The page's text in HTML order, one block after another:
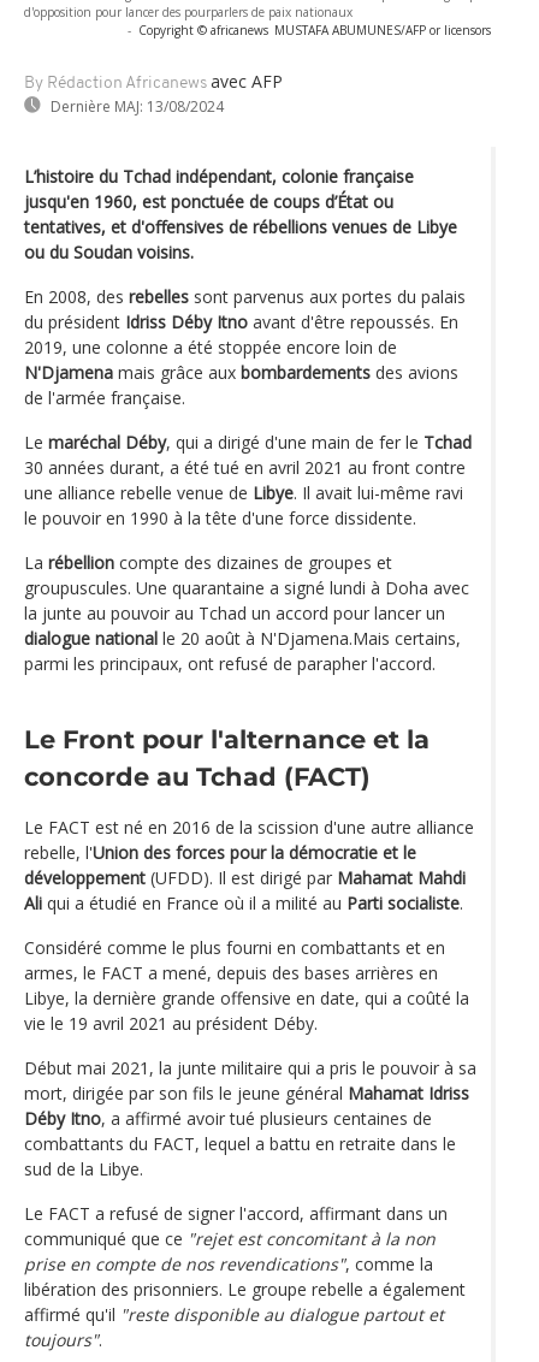
d'opposition pour lancer des pourparlers de paix nationaux
- Copyright © africanews MUSTAFA ABUMUNES/AFP or licensors
By Rédaction Africanews avec AFP
Dernière MAJ: 13/08/2024
L’histoire du Tchad indépendant, colonie française
jusqu'en 1960, est ponctuée de coups d’État ou
tentatives, et d'offensives de rébellions venues de Libye
ou du Soudan voisins.
En 2008, des rebelles sont parvenus aux portes du palais
du président Idriss Déby Itno avant d'être repoussés. En
2019, une colonne a été stoppée encore loin de
N'Djamena mais grâce aux bombardements des avions
de l'armée française.
Le maréchal Déby, qui a dirigé d'une main de fer le Tchad
30 années durant, a été tué en avril 2021 au front contre
une alliance rebelle venue de Libye. Il avait lui-même ravi
le pouvoir en 1990 à la tête d'une force dissidente.
La rébellion compte des dizaines de groupes et
groupuscules. Une quarantaine a signé lundi à Doha avec
la junte au pouvoir au Tchad un accord pour lancer un
dialogue national le 20 août à N'Djamena.Mais certains,
parmi les principaux, ont refusé de parapher l'accord.
Le Front pour l'alternance et la
concorde au Tchad (FACT)
Le FACT est né en 2016 de la scission d'une autre alliance
rebelle, l'Union des forces pour la démocratie et le
développement (UFDD). Il est dirigé par Mahamat Mahdi
Ali qui a étudié en France où il a milité au Parti socialiste.
Considéré comme le plus fourni en combattants et en
armes, le FACT a mené, depuis des bases arrières en
Libye, la dernière grande offensive en date, qui a coûté la
vie le 19 avril 2021 au président Déby.
Début mai 2021, la junte militaire qui a pris le pouvoir à sa
mort, dirigée par son fils le jeune général Mahamat Idriss
Déby Itno, a affirmé avoir tué plusieurs centaines de
combattants du FACT, lequel a battu en retraite dans le
sud de la Libye.
Le FACT a refusé de signer l'accord, affirmant dans un
communiqué que ce "rejet est concomitant à la non
prise en compte de nos revendications", comme la
libération des prisonniers. Le groupe rebelle a également
affirmé qu'il "reste disponible au dialogue partout et
toujours".